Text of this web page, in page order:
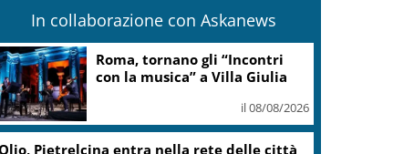
In collaborazione con Askanews
Roma, tornano gli “Incontri
con la musica” a Villa Giulia
il 08/08/2026
Pietrelcina entra nella rete delle città